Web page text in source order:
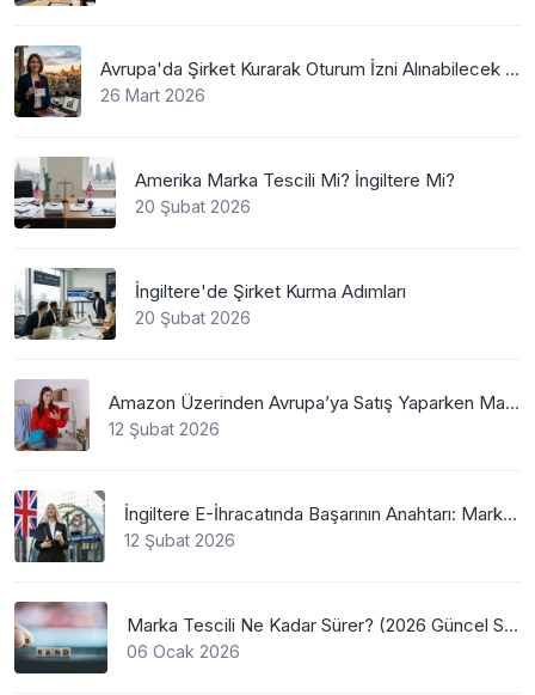
Avrupa'da Şirket Kurarak Oturum İzni Alınabilecek En Mantıklı Ülkeler Nelerdir?
26 Mart 2026
Amerika Marka Tescili Mi? İngiltere Mi?
20 Şubat 2026
İngiltere'de Şirket Kurma Adımları
20 Şubat 2026
Amazon Üzerinden Avrupa’ya Satış Yaparken Marka Tescilinin Önemi
12 Şubat 2026
İngiltere E-İhracatında Başarının Anahtarı: Marka Tescili
12 Şubat 2026
Marka Tescili Ne Kadar Sürer? (2026 Güncel Süreler)
06 Ocak 2026